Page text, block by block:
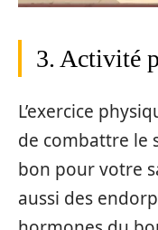
3. Activité
L’exercice
de combattre le
bon pour votre
aussi des